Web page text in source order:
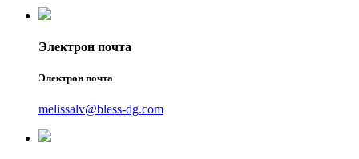
Электрон почта
Электрон почта
melissalv@bless-dg.com